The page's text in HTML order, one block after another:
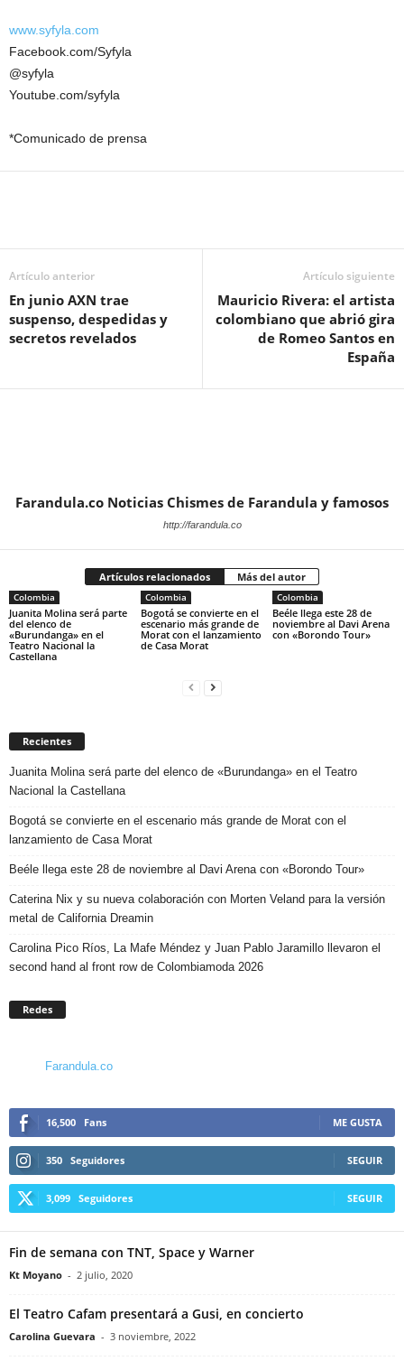
www.syfyla.com
Facebook.com/Syfyla
@syfyla
Youtube.com/syfyla
*Comunicado de prensa
Artículo anterior
En junio AXN trae
suspenso, despedidas y
secretos revelados
Artículo siguiente
Mauricio Rivera: el artista
colombiano que abrió gira
de Romeo Santos en
España
Farandula.co Noticias Chismes de Farandula y famosos
http://farandula.co
Artículos relacionados Más del autor
Colombia
Juanita Molina será parte
del elenco de
«Burundanga» en el
Teatro Nacional la
Castellana
Colombia
Bogotá se convierte en el
escenario más grande de
Morat con el lanzamiento
de Casa Morat
Colombia
Beéle llega este 28 de
noviembre al Davi Arena
con «Borondo Tour»
Recientes
Juanita Molina será parte del elenco de «Burundanga» en el Teatro
Nacional la Castellana
Bogotá se convierte en el escenario más grande de Morat con el
lanzamiento de Casa Morat
Beéle llega este 28 de noviembre al Davi Arena con «Borondo Tour»
Caterina Nix y su nueva colaboración con Morten Veland para la versión
metal de California Dreamin
Carolina Pico Ríos, La Mafe Méndez y Juan Pablo Jaramillo llevaron el
second hand al front row de Colombiamoda 2026
Redes
Farandula.co
16,500 Fans ME GUSTA
350 Seguidores SEGUIR
3,099 Seguidores SEGUIR
Fin de semana con TNT, Space y Warner
Kt Moyano - 2 julio, 2020
El Teatro Cafam presentará a Gusi, en concierto
Carolina Guevara - 3 noviembre, 2022